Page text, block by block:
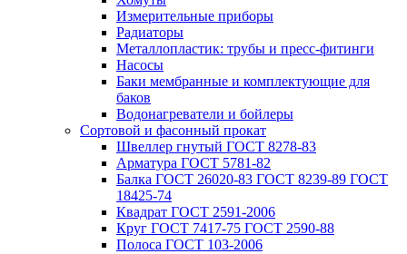
Измерительные приборы
Радиаторы
Металлопластик: трубы и пресс-фитинги
Насосы
Баки мембранные и комплектующие для
баков
Водонагреватели и бойлеры
Сортовой и фасонный прокат
Швеллер гнутый ГОСТ 8278-83
Арматура ГОСТ 5781-82
Балка ГОСТ 26020-83 ГОСТ 8239-89 ГОСТ
18425-74
Квадрат ГОСТ 2591-2006
Круг ГОСТ 7417-75 ГОСТ 2590-88
Полоса ГОСТ 103-2006